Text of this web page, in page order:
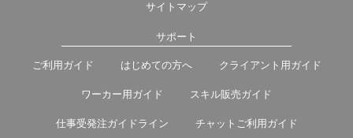
サイトマップ
サポート
ご利用ガイド はじめての方へ クライアント用ガイド
ワーカー用ガイド スキル販売ガイド
仕事受発注ガイドライン チャットご利用ガイド